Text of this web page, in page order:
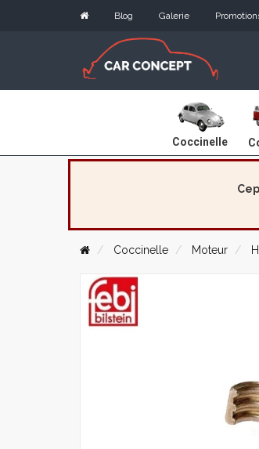
Blog Galerie
Coccinelle
Coccinelle Moteur